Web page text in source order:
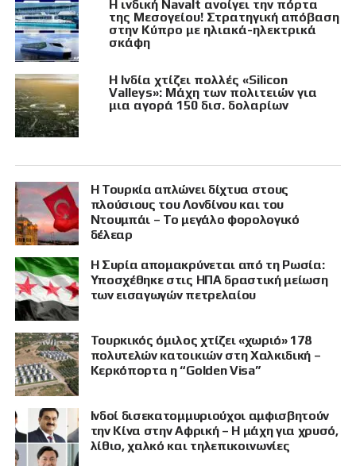
Η ινδική Navalt ανοίγει την πόρτα
της Μεσογείου! Στρατηγική απόβαση
στην Κύπρο με ηλιακά-ηλεκτρικά
σκάφη
Η Ινδία χτίζει πολλές «Silicon
Valleys»: Μάχη των πολιτειών για
μια αγορά 150 δισ. δολαρίων
Η Τουρκία απλώνει δίχτυα στους
πλούσιους του Λονδίνου και του
Ντουμπάι – Το μεγάλο φορολογικό
δέλεαρ
Η Συρία απομακρύνεται από τη Ρωσία:
Υποσχέθηκε στις ΗΠΑ δραστική μείωση
των εισαγωγών πετρελαίου
Τουρκικός όμιλος χτίζει «χωριό» 178
πολυτελών κατοικιών στη Χαλκιδική –
Κερκόπορτα η “Golden Visa”
Ινδοί δισεκατομμυριούχοι αμφισβητούν
την Κίνα στην Αφρική – Η μάχη για χρυσό,
λίθιο, χαλκό και τηλεπικοινωνίες